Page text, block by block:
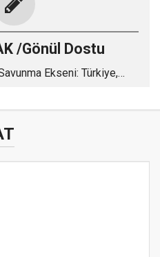
/Gönül Dostu
Ekseni: Türkiye,